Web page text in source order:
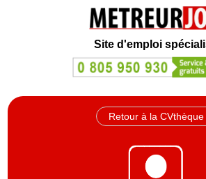
Site d'emploi
Retour à la CVthèque